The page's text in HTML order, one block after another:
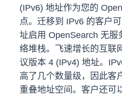
(IPv6) 地址作为您的
点。迁移到 IPv6 的客户
址启用 OpenSearch 无服
络堆栈。飞速增长的互联
议版本 4 (IPv4) 地址。
高了几个数量级，因此客
重叠地址空间。客户还可